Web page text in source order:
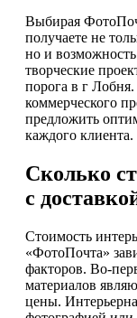
Выбирая
получаете не
но и
творческие
порога в г
коммерческого
предложить
каждого клиента.
Сколько
с
Стоимость
«ФотоПочта»
факторов. Во-
материалов
цены.